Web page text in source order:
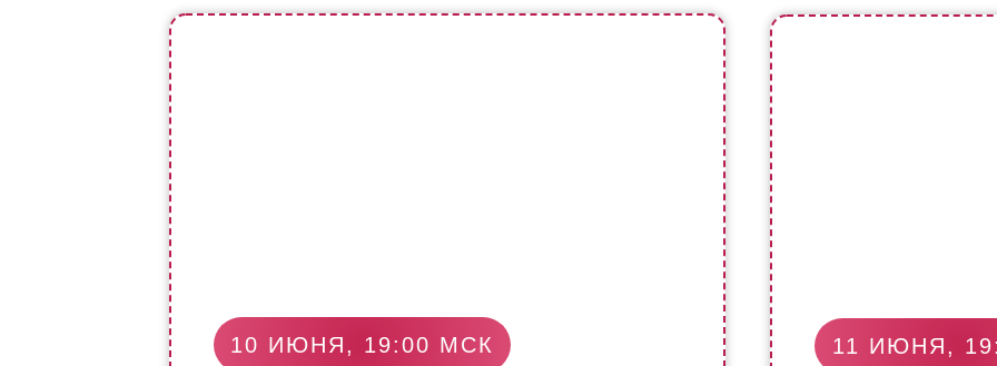
11 ИЮНЯ,
10 ИЮНЯ, 19:00 МСК